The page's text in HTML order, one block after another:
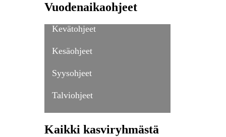
Vuodenaikaohjeet
Kevätohjeet
Kesäohjeet
Syysohjeet
Talviohjeet
Kaikki kasviryhmästä